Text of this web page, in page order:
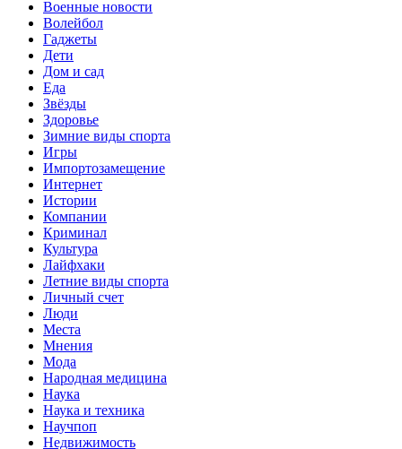
Военные новости
Волейбол
Гаджеты
Дети
Дом и сад
Еда
Звёзды
Здоровье
Зимние виды спорта
Игры
Импортозамещение
Интернет
Истории
Компании
Криминал
Культура
Лайфхаки
Летние виды спорта
Личный счет
Люди
Места
Мнения
Мода
Народная медицина
Наука
Наука и техника
Научпоп
Недвижимость